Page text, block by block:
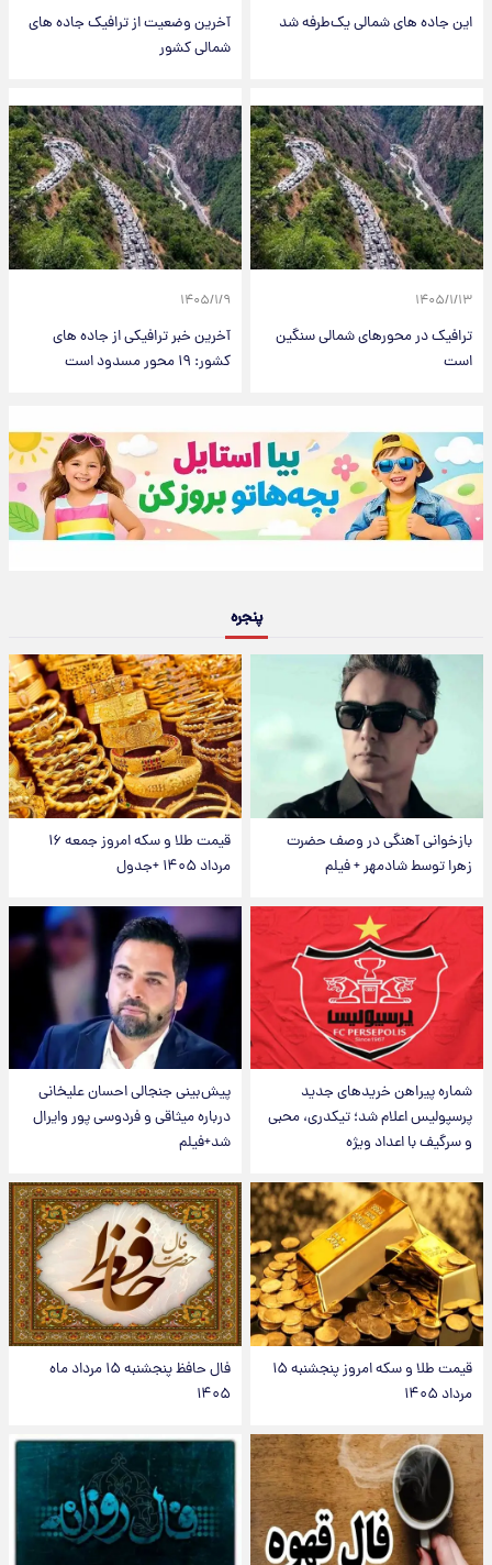
این جاده های شمالی یک‌طرفه شد
آخرین وضعیت از ترافیک جاده های
شمالی کشور
۱۴۰۵/۱/۱۳
ترافیک در محورهای شمالی سنگین
است
۱۴۰۵/۱/۹
آخرین خبر ترافیکی از جاده های
کشور: ۱۹ محور مسدود است
پنجره
بازخوانی آهنگی در وصف حضرت
زهرا توسط شادمهر + فیلم
قیمت طلا و سکه امروز جمعه ۱۶
مرداد ۱۴۰۵ +جدول
شماره پیراهن خریدهای جدید
پرسپولیس اعلام شد؛ تیکدری، محبی
و سرگیف با اعداد ویژه
پیش‌بینی جنجالی احسان علیخانی
درباره میثاقی و فردوسی پور وایرال
شد+فیلم
قیمت طلا و سکه امروز پنجشنبه ۱۵
مرداد ۱۴۰۵
فال حافظ پنجشنبه ۱۵ مرداد ماه
۱۴۰۵